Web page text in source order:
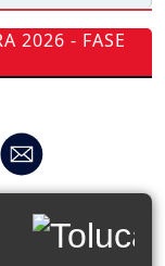
2026 - FASE